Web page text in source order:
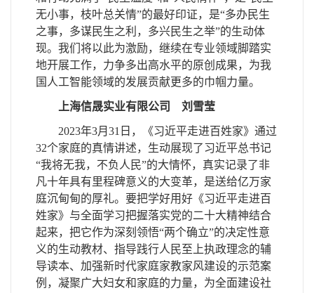
无小事，枝叶总关情”的最好印证，是“多办民生
之事，多谋民生之利，多兴民生之举”的生动体
现。 我们将以此为激励，继续在专业领域脚踏实
地开展工作，力争多出高水平的原创成果，为我
国人工智能领域的发展贡献更多的巾帼力量。
上海信晟实业有限公司 刘雪莹
2023年3月31日，《习近平走进百姓家》通过
32个家庭的真情讲述，生动展现了习近平总书记
“我将无我，不负人民”的大情怀，真实记录了非
凡十年具有里程碑意义的大变革，是送给亿万家
庭沉甸甸的厚礼。要把学好用好《习近平走进百
姓家》与全面学习把握落实党的二十大精神结合
起来，把它作为深刻领悟“两个确立”的决定性意
义的生动教材、指导践行人民至上执政理念的辅
导读本、加强新时代家庭家教家风建设的示范案
例，凝聚广大妇女和家庭的力量，为全面建设社